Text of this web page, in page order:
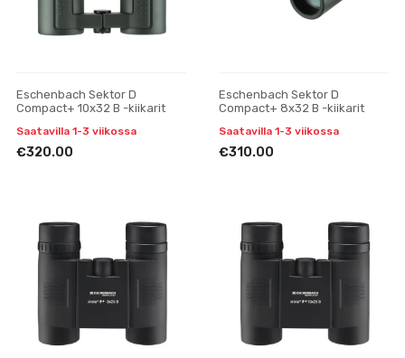
Eschenbach Sektor D
Compact+ 10x32 B -kiikarit
Saatavilla 1-3 viikossa
€320.00
Eschenbach Sektor D
Compact+ 8x32 B -kiikarit
Saatavilla 1-3 viikossa
€310.00